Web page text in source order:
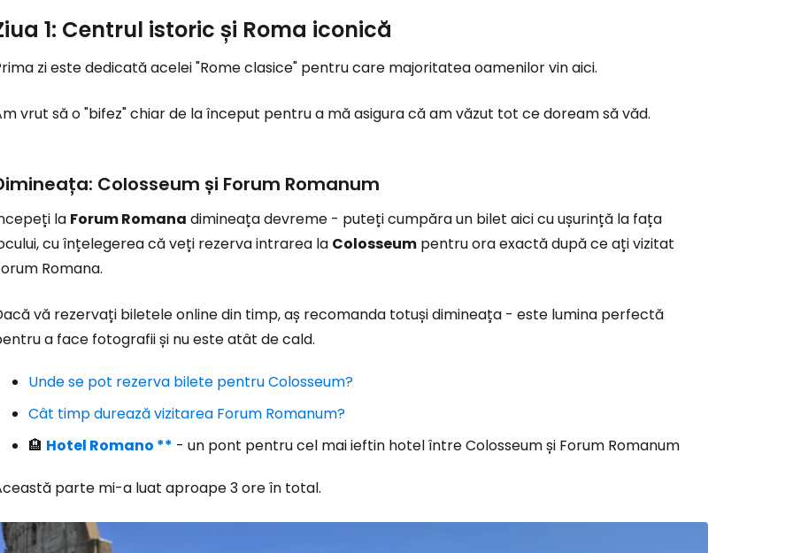
1: Centrul istoric și Roma iconică
zi este dedicată acelei "Rome clasice" pentru care majoritatea oamenilor vin aici.
vrut să o "bifez" chiar de la început pentru a mă asigura că am văzut tot ce doream să văd.
Colosseum și Forum Romanum
la Forum Romana dimineața devreme - puteți cumpăra un bilet aici cu ușurință la fața
cu înțelegerea că veți rezerva intrarea la Colosseum pentru ora exactă după ce ați vizitat
Romana.
vă rezervați biletele online din timp, aș recomanda totuși dimineața - este lumina perfectă
a face fotografii și nu este atât de cald.
Unde se pot rezerva bilete pentru Colosseum?
Cât timp durează vizitarea Forum Romanum?
🏨 Hotel Romano ** - un pont pentru cel mai ieftin hotel între Colosseum și Forum Romanum
parte mi-a luat aproape 3 ore în total.
Continuați cu Facebook